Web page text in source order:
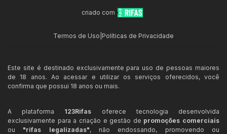
criado com
Termos de Uso Políticas de Privacidade
Este site é destinado exclusivamente para uso de pessoas maiores
de 18 anos. Ao acessar e utilizar os serviços oferecidos, você
confirma que possui 18 anos ou mais.
A plataforma 123Rifas oferece tecnologia desenvolvida
exclusivamente para a criação e gestão de promoções comerciais
ou "rifas legalizadas", não endossando, promovendo ou